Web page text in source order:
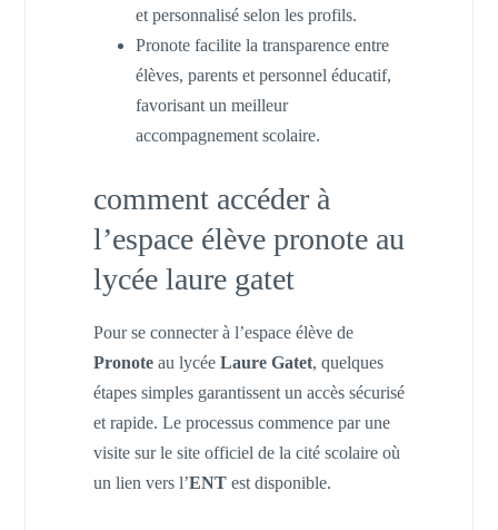
et personnalisé selon les profils.
Pronote facilite la transparence entre
élèves, parents et personnel éducatif,
favorisant un meilleur
accompagnement scolaire.
comment accéder à
l’espace élève pronote au
lycée laure gatet
Pour se connecter à l’espace élève de
Pronoteau lycée Laure Gatet, quelques
étapes simples garantissent un accès sécurisé
et rapide. Le processus commence par une
visite sur le site officiel de la cité scolaire où
un lien vers l’ENTest disponible.